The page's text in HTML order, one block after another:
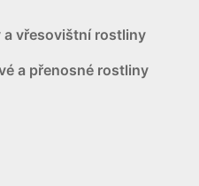
vřesovištní rostliny
a přenosné rostliny